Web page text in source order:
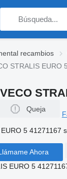
recambios
STRALIS
Queja
5
Ahora